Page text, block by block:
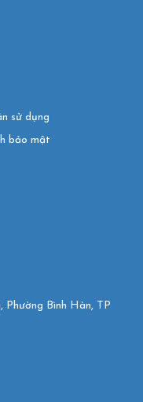
sử dụng
bảo mật
Phường Bình Hàn, TP